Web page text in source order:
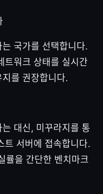
국가를 선택합니다.
트워크 상태를 실시간
를 권장합니다.
대신, 미꾸라지를 통
트 서버에 접속합니다.
률을 간단한 벤치마크